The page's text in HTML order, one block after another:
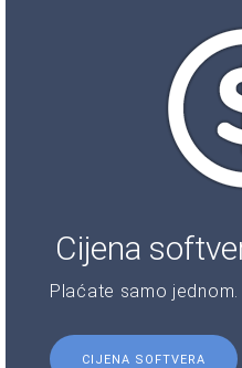
Cijena
Plaćate samo
CIJENA SOFTVERA